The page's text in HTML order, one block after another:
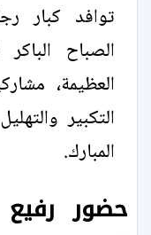
توافد كبار
الصباح
العظيمة،
التكبير
المبارك.
حضور